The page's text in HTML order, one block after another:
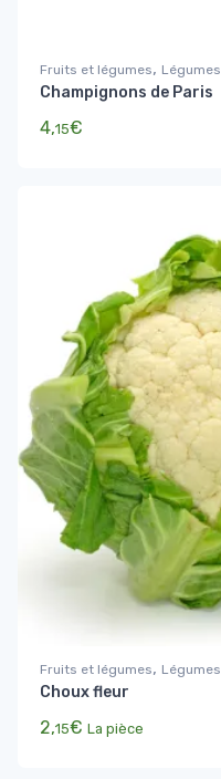
Fruits et légumes, Légumes
Champignons de Paris
4,15€
Fruits et légumes, Légumes
Choux fleur
2,15€ La pièce